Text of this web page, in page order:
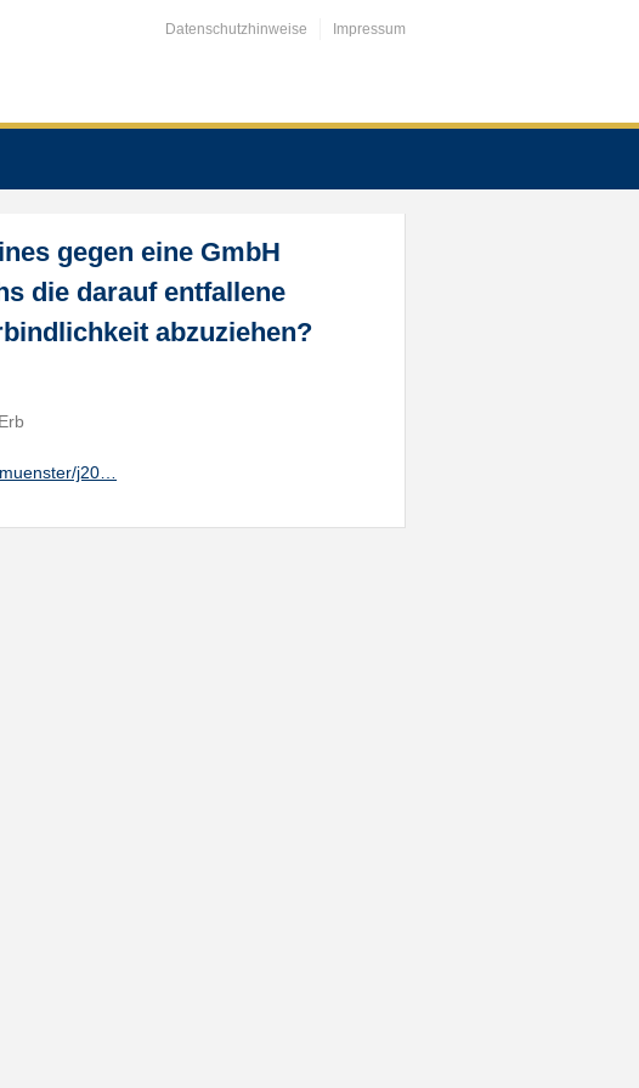
Datenschutzhinweise Impressum
gegen eine GmbH
die darauf entfallene
abzuziehen?
j20…